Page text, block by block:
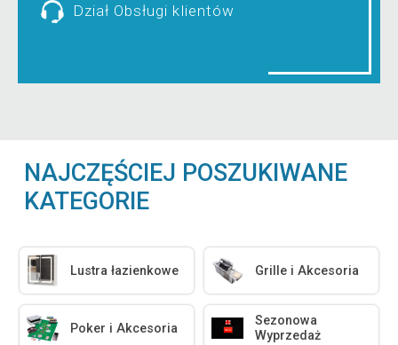
Dział Obsługi klientów
NAJCZĘŚCIEJ POSZUKIWANE
KATEGORIE
Lustra łazienkowe Grille i Akcesoria
Poker i Akcesoria
Sezonowa
Wyprzedaż